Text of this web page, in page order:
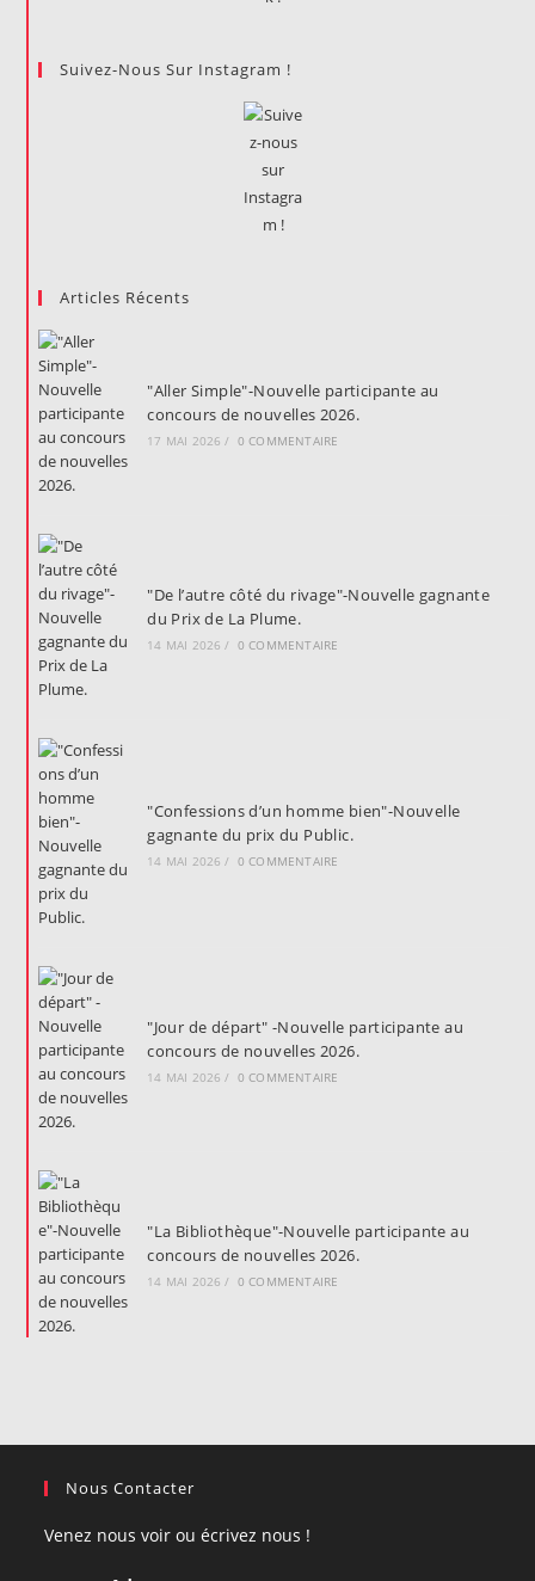
Suivez-Nous Sur Instagram !
Articles Récents
"Aller Simple"-Nouvelle participante au
concours de nouvelles 2026.
17 MAI 2026 / 0 COMMENTAIRE
"De l’autre côté du rivage"-Nouvelle gagnante
du Prix de La Plume.
14 MAI 2026 / 0 COMMENTAIRE
"Confessions d’un homme bien"-Nouvelle
gagnante du prix du Public.
14 MAI 2026 / 0 COMMENTAIRE
"Jour de départ" -Nouvelle participante au
concours de nouvelles 2026.
14 MAI 2026 / 0 COMMENTAIRE
"La Bibliothèque"-Nouvelle participante au
concours de nouvelles 2026.
14 MAI 2026 / 0 COMMENTAIRE
Nous Contacter
Venez nous voir ou écrivez nous !